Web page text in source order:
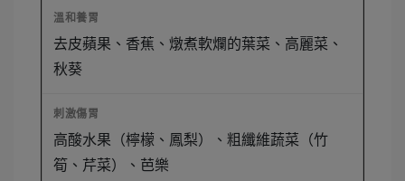
去皮蘋果、香蕉、燉煮軟爛的葉菜、高麗菜、
秋葵
高酸水果（檸檬、鳳梨）、粗纖維蔬菜（竹
筍、芹菜）、芭樂